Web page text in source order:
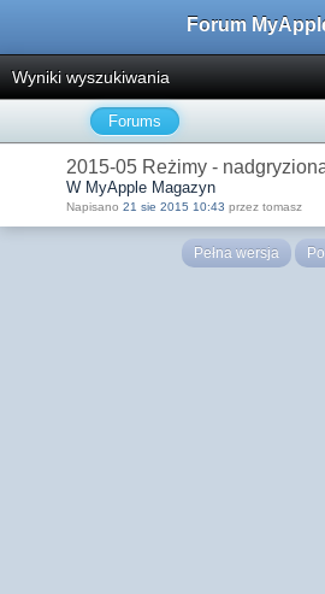
Forum
Wyniki wyszukiwania
Forums
2015-05 Reżimy -
W MyApple Magazyn
Napisano 21 sie 2015 10:43 przez tomasz
Pełna wersja